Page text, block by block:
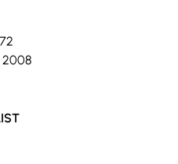
72
2008